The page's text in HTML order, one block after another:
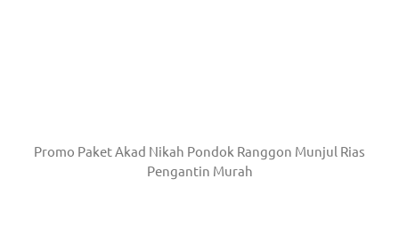
Promo Paket Akad Nikah Pondok Ranggon Munjul Rias
Pengantin Murah